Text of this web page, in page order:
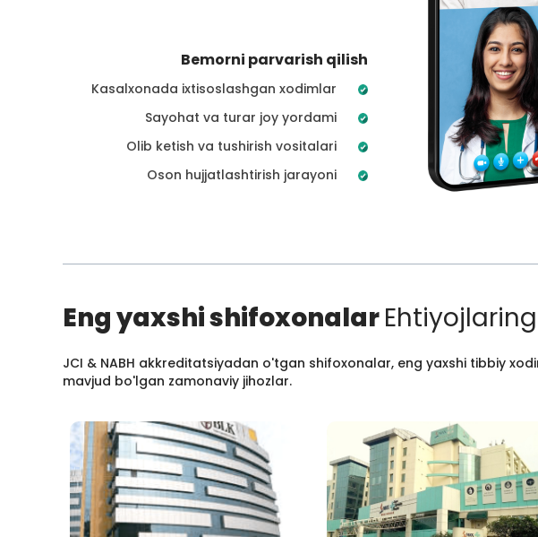
Bemorni parvarish qilish
Kasalxonada ixtisoslashgan xodimlar
Sayohat va turar joy yordami
Olib ketish va tushirish vositalari
Oson hujjatlashtirish jarayoni
Eng yaxshi shifoxonalar
JCI & NABH akkreditatsiyadan o'tgan shifoxonalar, eng yaxshi tibbiy
mavjud bo'lgan zamonaviy jihozlar.